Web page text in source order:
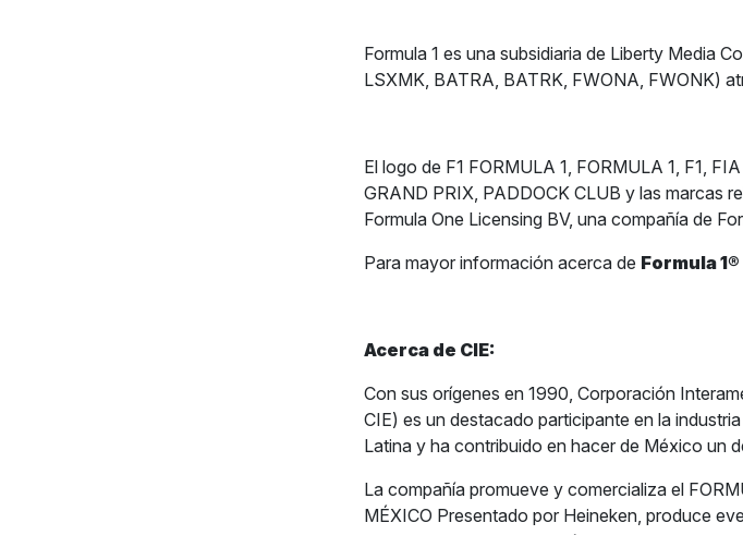
Formula 1 es una subsidiaria de Liberty Media
LSXMK, BATRA, BATRK, FWONA, FWONK)
El logo de F1 FORMULA 1, FORMULA 1, F1,
GRAND PRIX, PADDOCK CLUB y las marcas
Formula One Licensing BV, una compañía de
Para mayor información acerca de Formula 1®
Acerca de CIE:
Con sus orígenes en 1990, Corporación
CIE) es un destacado participante en la
Latina y ha contribuido en hacer de México un
La compañía promueve y comercializa el
MÉXICO Presentado por Heineken, produce